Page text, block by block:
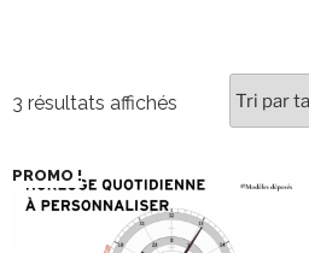
3 résultats affichés
PROMO !